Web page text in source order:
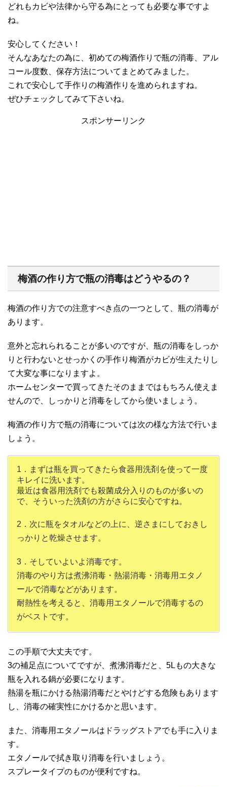
どれもカビや法律から守る為にとっても必要な事ですよ
ね。
安心してください！
そんなあなたの為に、初めての梅酒作りで瓶の消毒、アル
コール度数、保存方法についてまとめてみました。
これで安心して手作りの梅酒作りを進められますね。
ぜひチェックしてみて下さいね。
スポンサーリンク
梅酒の作り方で瓶の消毒はどうやるの？
梅酒の作り方での注意すべき点の一つとして、瓶の消毒が
あります。
意外と忘れられることが多いのですが、瓶の消毒をしっか
りと行わないとせっかくの手作り梅酒がカビが生えたりし
て大変な事になりますよ。
ホームセンターで買ってきたそのままではもちろん使えま
せんので、しっかりと消毒をしてから使いましょう。
梅酒の作り方で瓶の消毒については次の様な方法で行いま
しょう。
1．まずは瓶を買ってきたら食器用洗剤を使って一度
キレイに洗います。
最近は食器用洗剤でも殺菌成分入りのものが多いの
で、そういった洗剤の方がさらに安心ですね。
2．次に瓶をタオルなどの上に、逆さまにしておきし
っかりと乾燥させます。
3．そしていよいよ消毒です。
消毒のやり方は煮沸消毒・熱湯消毒・消毒用エタノ
ールで消毒などがあります。
耐熱性を考えると、消毒用エタノールで消毒するの
がベストです。
この手順で大丈夫です。
3の補足点についてですが、煮沸消毒だと、5Lもの大きな
瓶を入れる鍋が必要になります。
熱湯を瓶にかける熱湯消毒だとやけどする危険もあります
し、消毒の確実性にかけるかと思います。
また、消毒用エタノールはドラッグストアでも手に入りま
す。
エタノールで拭き取り消毒を行いましょう。
スプレータイプのものが便利ですね。